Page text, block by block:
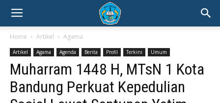
Home Artikel Agama
Artikel Agama Agenda Berita Profil Terkini Umum
Muharram 1448 H, MTsN 1 Kota
Bandung Perkuat Kepedulian